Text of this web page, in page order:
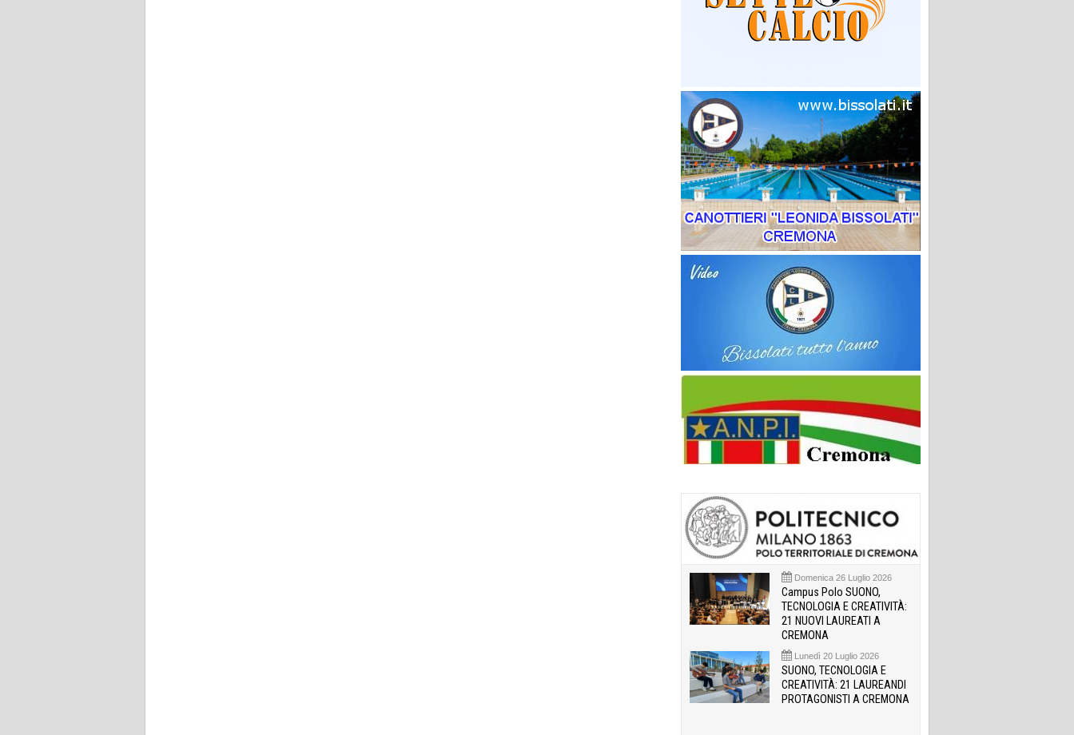
Domenica 26 Luglio 2026
Campus Polo SUONO,
TECNOLOGIA E CREATIVITÀ:
21 NUOVI LAUREATI A
CREMONA
Lunedì 20 Luglio 2026
SUONO, TECNOLOGIA E
CREATIVITÀ: 21 LAUREANDI
PROTAGONISTI A CREMONA